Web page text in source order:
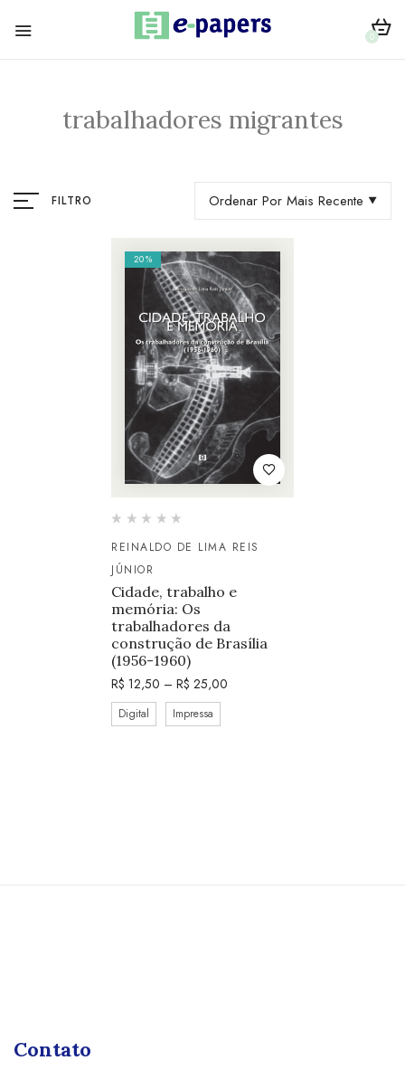
0
trabalhadores migrantes
FILTRO Ordenar Por Mais Recente
20%
REINALDO DE LIMA REIS
JÚNIOR
Cidade, trabalho e
memória: Os
trabalhadores da
construção de Brasília
(1956-1960)
R$ 12,50 – R$ 25,00
Digital Impressa
Contato